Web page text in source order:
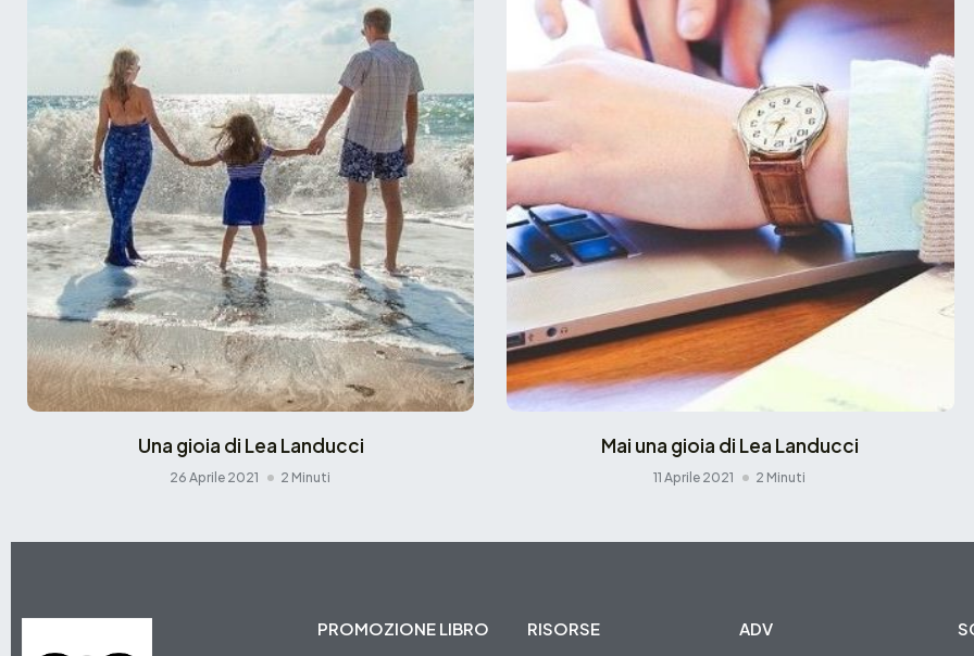
Una gioia di Lea Landucci
26 Aprile 2021 2 Minuti
Mai una gioia di Lea Landucci
11 Aprile 2021 2 Minuti
PROMOZIONE LIBRO RISORSE ADV